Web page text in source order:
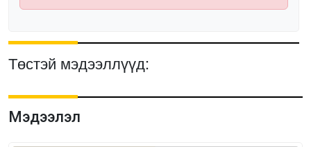
Төстэй мэдээллүүд:
Мэдээлэл